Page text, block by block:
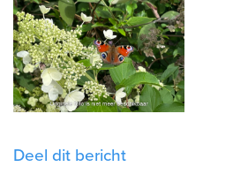
Deel dit bericht